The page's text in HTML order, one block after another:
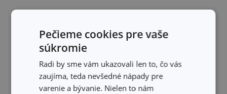
Pečieme cookies pre vaše
súkromie
Radi by sme vám ukazovali len to, čo vás
zaujíma, teda nevšedné nápady pre
varenie a bývanie. Nielen to nám